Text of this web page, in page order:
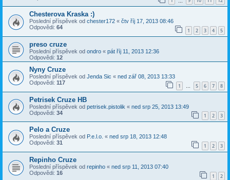
Chesterova Kraska :)
Poslední příspěvek od chester172 « čtv říj 17, 2013 08:46
Odpovědi: 64 1 2 3 4 5
preso cruze
Poslední příspěvek od ondro « pát říj 11, 2013 12:36
Odpovědi: 12
Nyny Cruze
Poslední příspěvek od Jenda Sic « ned zář 08, 2013 13:33
Odpovědi: 117 1 … 5 6 7 8
Petrisek Cruze HB
Poslední příspěvek od petrisek.pistolik « ned srp 25, 2013 13:49
Odpovědi: 34 1 2 3
Pelo a Cruze
Poslední příspěvek od P.e.l.o. « ned srp 18, 2013 12:48
Odpovědi: 31 1 2 3
Repinho Cruze
Poslední příspěvek od repinho « ned srp 11, 2013 07:40
Odpovědi: 16 1 2